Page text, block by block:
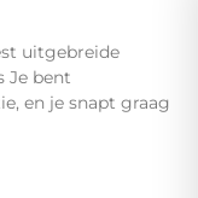
uitgebreide
Je bent
en je snapt graag